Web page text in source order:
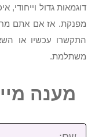
דוגמאות גדול וייחודי,
מפנקת. אז אם אתם
התקשרו עכשיו או
משתלמת.
מענה מיידי: 072-
שם: